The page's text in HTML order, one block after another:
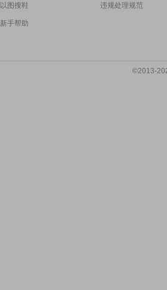
以图搜鞋
新手帮助
违规处理规范
©2013-